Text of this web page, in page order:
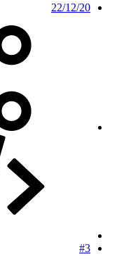
22/12/20
#3